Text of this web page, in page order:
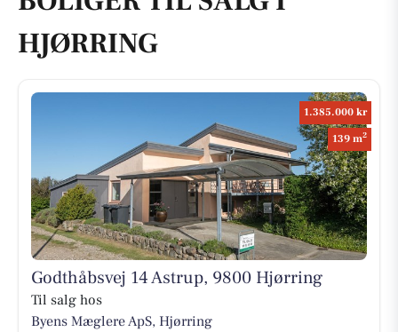
HJØRRING
1.385.000 kr
139 m2
Godthåbsvej 14 Astrup, 9800 Hjørring
Til salg hos
Byens Mæglere ApS, Hjørring